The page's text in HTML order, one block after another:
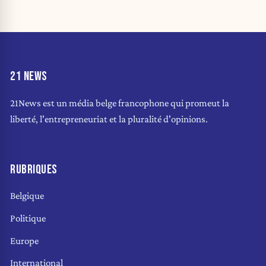
21 NEWS
21News est un média belge francophone qui promeut la
liberté, l'entrepreneuriat et la pluralité d'opinions.
RUBRIQUES
Belgique
Politique
Europe
International